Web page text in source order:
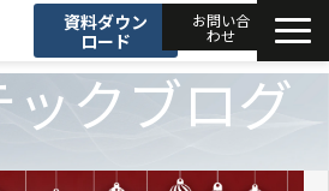
資料ダウン
ロード
お問い合
わせ
ックブログ